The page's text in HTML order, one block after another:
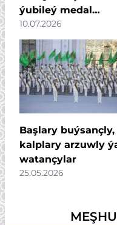
ýubileý medal
dördildi
10.07.2026
Başlary buýsançly,
kalplary arzuwly
watançylar
25.05.2026